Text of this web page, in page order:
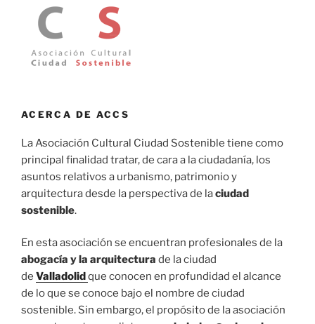
ACERCA DE ACCS
La Asociación Cultural Ciudad Sostenible tiene como
principal finalidad tratar, de cara a la ciudadanía, los
asuntos relativos a urbanismo, patrimonio y
arquitectura desde la perspectiva de laciudad
sostenible.
En esta asociación se encuentran profesionales de la
abogacía y la arquitectura de la ciudad
de Valladolid que conocen en profundidad el alcance
de lo que se conoce bajo el nombre de ciudad
sostenible. Sin embargo, el propósito de la asociación